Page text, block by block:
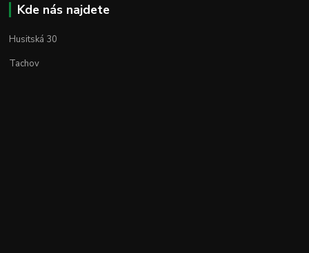
Kde nás najdete
Husitská 30
Tachov